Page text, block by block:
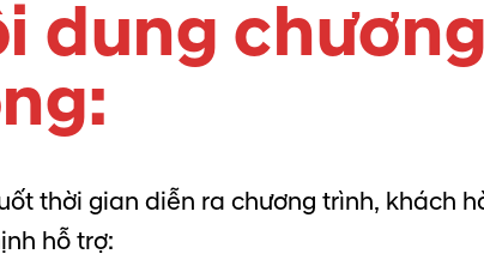
dung
thời gian diễn ra chương trình, khách
hỗ trợ: